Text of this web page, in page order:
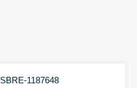
SBRE-1187648